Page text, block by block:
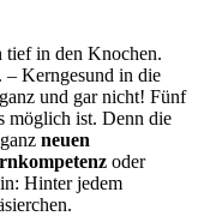
tief in den Knochen.
– Kerngesund in die
und gar nicht! Fünf
möglich ist. Denn die
neuen
oder
Hinter jedem